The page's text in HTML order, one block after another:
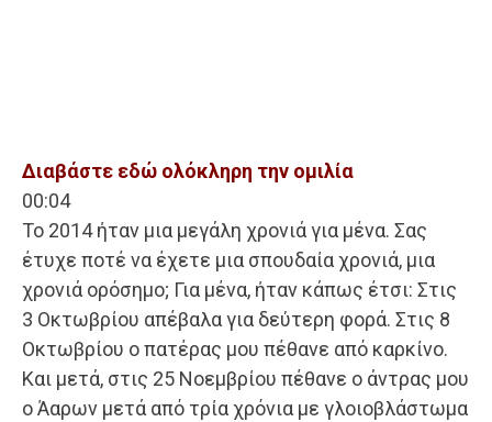
Διαβάστε εδώ ολόκληρη την ομιλία
00:04
Το 2014 ήταν μια μεγάλη χρονιά για μένα. Σας
έτυχε ποτέ να έχετε μια σπουδαία χρονιά, μια
χρονιά ορόσημο; Για μένα, ήταν κάπως έτσι: Στις
3 Οκτωβρίου απέβαλα για δεύτερη φορά. Στις 8
Οκτωβρίου ο πατέρας μου πέθανε από καρκίνο.
Και μετά, στις 25 Νοεμβρίου πέθανε ο άντρας μου
ο Άαρων μετά από τρία χρόνια με γλοιοβλάστωμα